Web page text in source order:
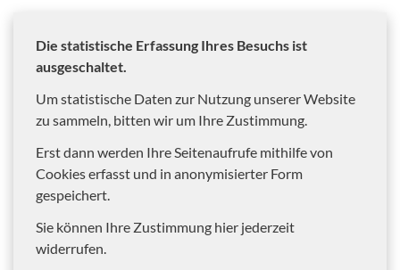
Die statistische Erfassung Ihres Besuchs ist
ausgeschaltet.
Um statistische Daten zur Nutzung unserer Website
zu sammeln, bitten wir um Ihre Zustimmung.
Erst dann werden Ihre Seitenaufrufe mithilfe von
Cookies erfasst und in anonymisierter Form
gespeichert.
Sie können Ihre Zustimmung hier jederzeit
widerrufen.